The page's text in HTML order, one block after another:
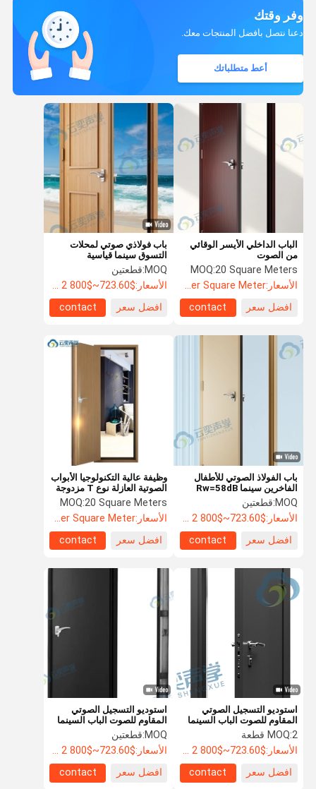
المنتجات
المصنع
مراقبة الجودة اتصل بنا القضايا
وفر وقتك
دعنا نتصل بأفضل المنتجات معك.
أعط متطلباتك
الباب الداخلي الأيسر الوقائي
من الصوت
H2165*W842*70 ملم لتقليل
الضوضاء والخصوصية
MOQ:20 Square Meters
الأسعار:US$104.8 Per Square Meter
افضل سعر
contact
باب فولاذي صوتي لمحلات
التسوق سينما قياسية
MOQ: قطعتين
الأسعار:$723.60~$800 2 - 49 pieces, $638.80 50~$720 99 pieces , 100 - 199 pieces $621.7
افضل سعر
contact
باب الفولاذ الصوتي للأطفال
الفاخرين سينما Rw=58dB
MOQ: قطعتين
الأسعار:$723.60~$800 2 - 49 pieces, $638.80 50~$720 99 pieces , 100 - 199 pieces $621.7
افضل سعر
contact
وظيفة عالية التكنولوجيا الأبواب
الصوتية العازلة نوع T مزدوجة
مغناطيسية شريط الختم وإطار
جامز
MOQ:20 Square Meters
الأسعار:US$104.8 Per Square Meter
افضل سعر
contact
استوديو التسجيل الصوتي
المقاوم للصوت الباب السينما
التصميم
MOQ:2 قطعة
الأسعار:$723.60~$800 2 - 49 pieces, $638.80 50~$720 99 pieces , 100 - 199 pieces $621.7
افضل سعر
contact
استوديو التسجيل الصوتي
المقاوم للصوت الباب السينما
التصميم
MOQ: قطعتين
الأسعار:$723.60~$800 2 - 49 pieces, $638.80 50~$720 99 pieces , 100 - 199 pieces $621.7
افضل سعر
contact